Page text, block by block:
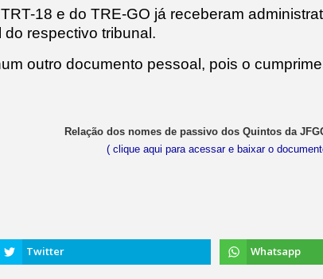
18 e do TRE-GO já receberam
respectivo tribunal.
outro documento pessoal, pois o
Relação dos nomes de passivo dos Quintos da
( clique aqui para acessar e baixar o
Twitter Whatsapp